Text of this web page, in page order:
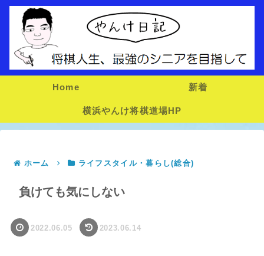
Home 新着
横浜やんけ将棋道場HP
ホーム ライフスタイル・暮らし(総合)
負けても気にしない
2022.06.05 2023.06.14